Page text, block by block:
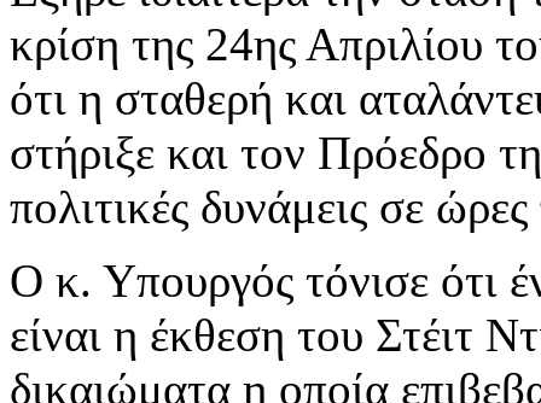
κρίση της 24ης Απριλίου
ότι η σταθερή και
στήριξε και τον Πρόεδρο
πολιτικές δυνάμεις σε
Ο κ. Υπουργός τόνισε ότι
είναι η έκθεση του Στέιτ
δικαιώματα η οποία